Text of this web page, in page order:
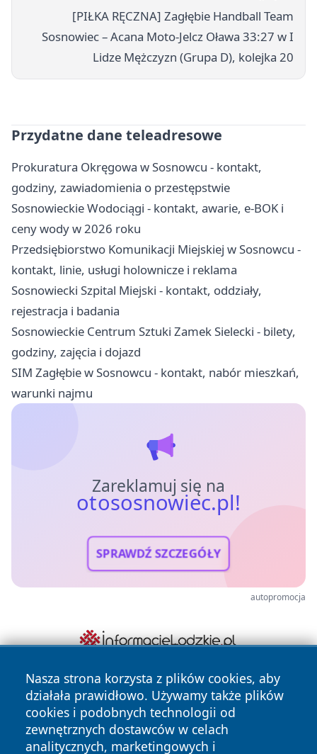
[PIŁKA RĘCZNA] Zagłębie Handball Team
Sosnowiec – Acana Moto-Jelcz Oława 33:27 w I
Lidze Mężczyzn (Grupa D), kolejka 20
Przydatne dane teleadresowe
Prokuratura Okręgowa w Sosnowcu - kontakt,
godziny, zawiadomienia o przestępstwie
Sosnowieckie Wodociągi - kontakt, awarie, e-BOK i
ceny wody w 2026 roku
Przedsiębiorstwo Komunikacji Miejskiej w Sosnowcu -
kontakt, linie, usługi holownicze i reklama
Sosnowiecki Szpital Miejski - kontakt, oddziały,
rejestracja i badania
Sosnowieckie Centrum Sztuki Zamek Sielecki - bilety,
godziny, zajęcia i dojazd
SIM Zagłębie w Sosnowcu - kontakt, nabór mieszkań,
warunki najmu
Zareklamuj się na
otososnowiec.pl!
SPRAWDŹ SZCZEGÓŁY
autopromocja
Nasza strona korzysta z plików cookies, aby
działała prawidłowo. Używamy także plików
cookies i podobnych technologii od
zewnętrznych dostawców w celach
analitycznych, marketingowych i